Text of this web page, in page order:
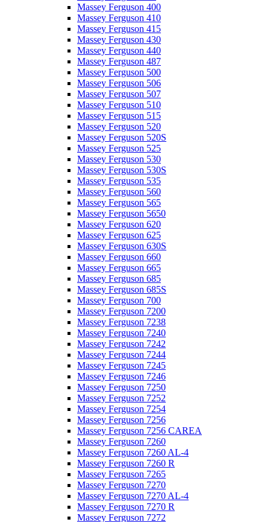
Massey Ferguson 400
Massey Ferguson 410
Massey Ferguson 415
Massey Ferguson 430
Massey Ferguson 440
Massey Ferguson 487
Massey Ferguson 500
Massey Ferguson 506
Massey Ferguson 507
Massey Ferguson 510
Massey Ferguson 515
Massey Ferguson 520
Massey Ferguson 520S
Massey Ferguson 525
Massey Ferguson 530
Massey Ferguson 530S
Massey Ferguson 535
Massey Ferguson 560
Massey Ferguson 565
Massey Ferguson 5650
Massey Ferguson 620
Massey Ferguson 625
Massey Ferguson 630S
Massey Ferguson 660
Massey Ferguson 665
Massey Ferguson 685
Massey Ferguson 685S
Massey Ferguson 700
Massey Ferguson 7200
Massey Ferguson 7238
Massey Ferguson 7240
Massey Ferguson 7242
Massey Ferguson 7244
Massey Ferguson 7245
Massey Ferguson 7246
Massey Ferguson 7250
Massey Ferguson 7252
Massey Ferguson 7254
Massey Ferguson 7256
Massey Ferguson 7256 CAREA
Massey Ferguson 7260
Massey Ferguson 7260 AL-4
Massey Ferguson 7260 R
Massey Ferguson 7265
Massey Ferguson 7270
Massey Ferguson 7270 AL-4
Massey Ferguson 7270 R
Massey Ferguson 7272